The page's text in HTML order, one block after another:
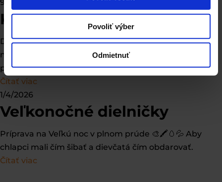
Povoliť výber
Odmietnuť
9/4/2026
Kvapka krvi
Dnes sa u nás dialo niečo výnimočné ❤️ Deti videli viac
než len darovanie krvi. Videli, čo znamená pomáhať. A
presne toto si odnesú do života 🩸✨
Čítať viac
1/4/2026
Veľkonočné dielničky
Príprava na Veľkú noc v plnom prúde 🎨🖍️🥚💦 Aby
chlapci mali čím šibať a dievčatá čím obdarovať.
Čítať viac